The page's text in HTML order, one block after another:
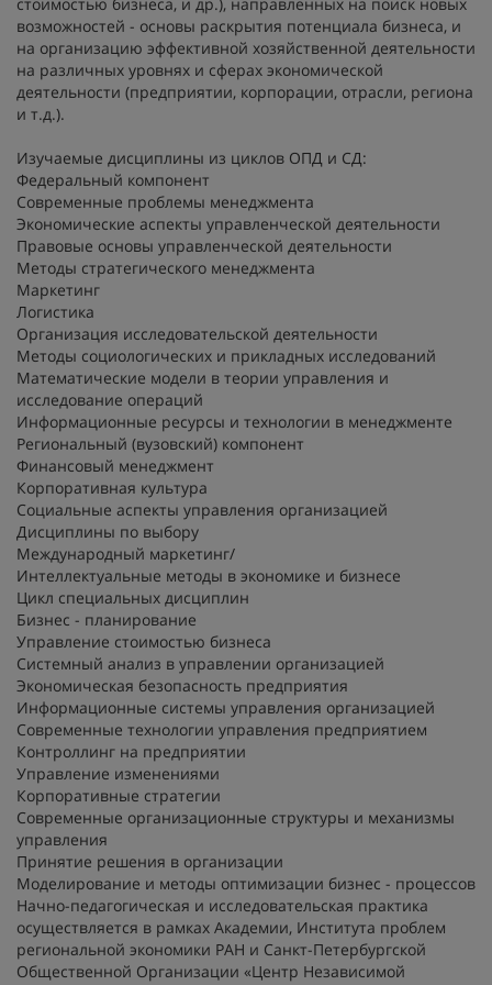
возможностей - основы раскрытия потенциала бизнеса, и
на организацию эффективной хозяйственной деятельности
на различных уровнях и сферах экономической
деятельности (предприятии, корпорации, отрасли, региона
и т.д.).
Изучаемые дисциплины из циклов ОПД и СД:
Федеральный компонент
Современные проблемы менеджмента
Экономические аспекты управленческой деятельности
Правовые основы управленческой деятельности
Методы стратегического менеджмента
Маркетинг
Логистика
Организация исследовательской деятельности
Методы социологических и прикладных исследований
Математические модели в теории управления и
исследование операций
Информационные ресурсы и технологии в менеджменте
Региональный (вузовский) компонент
Финансовый менеджмент
Корпоративная культура
Социальные аспекты управления организацией
Дисциплины по выбору
Международный маркетинг/
Интеллектуальные методы в экономике и бизнесе
Цикл специальных дисциплин
Бизнес - планирование
Управление стоимостью бизнеса
Системный анализ в управлении организацией
Экономическая безопасность предприятия
Информационные системы управления организацией
Современные технологии управления предприятием
Контроллинг на предприятии
Управление изменениями
Корпоративные стратегии
Современные организационные структуры и механизмы
управления
Принятие решения в организации
Моделирование и методы оптимизации бизнес - процессов
Начно-педагогическая и исследовательская практика
осуществляется в рамках Академии, Института проблем
региональной экономики РАН и Санкт-Петербургской
Общественной Организации «Центр Независимой